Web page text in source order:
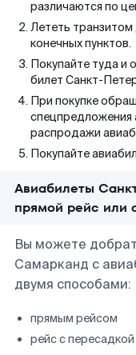
различаются по
Лететь
конечных пунктов.
Покупайте туда и
билет Санкт-
При покупке
спецпредложения
распродажи
Покупайте
Авиабилеты
прямой рейс или
Вы можете
Самарканд с
двумя способами:
прямым рейсом
рейс с пересадкой